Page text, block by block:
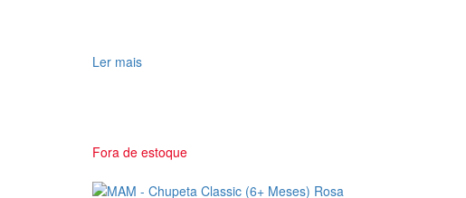
Ler mais
Fora de estoque